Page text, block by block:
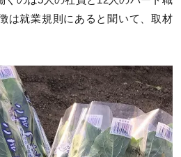
は就業規則にあると聞いて、取材